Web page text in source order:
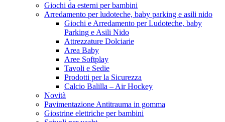
Giochi da esterni per bambini
Arredamento per ludoteche, baby parking e asili nido
Giochi e Arredamento per Ludoteche, baby
Parking e Asili Nido
Attrezzature Dolciarie
Area Baby
Aree Softplay
Tavoli e Sedie
Prodotti per la Sicurezza
Calcio Balilla – Air Hockey
Novità
Pavimentazione Antitrauma in gomma
Giostrine elettriche per bambini